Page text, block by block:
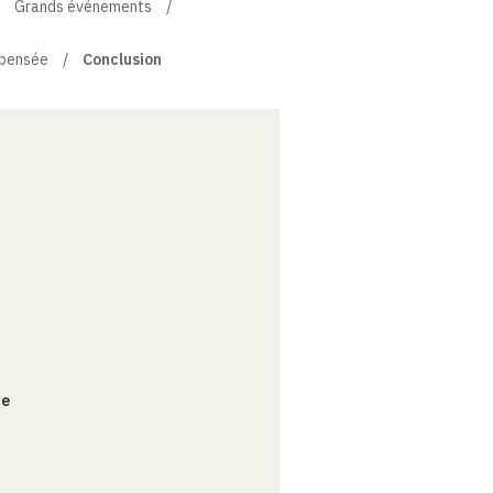
Grands événements
Conclusion